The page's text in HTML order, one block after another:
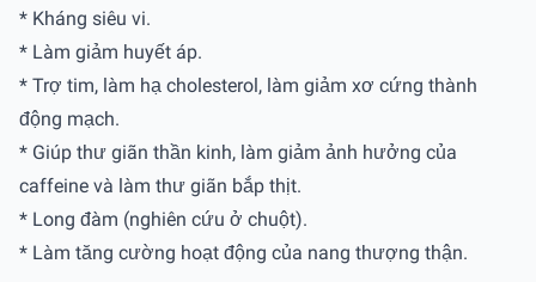
* Kháng siêu vi.
* Làm giảm huyết áp.
* Trợ tim, làm hạ cholesterol, làm giảm xơ cứng thành
động mạch.
* Giúp thư giãn thần kinh, làm giảm ảnh hưởng của
caffeine và làm thư giãn bắp thịt.
* Long đàm (nghiên cứu ở chuột).
* Làm tăng cường hoạt động của nang thượng thận.